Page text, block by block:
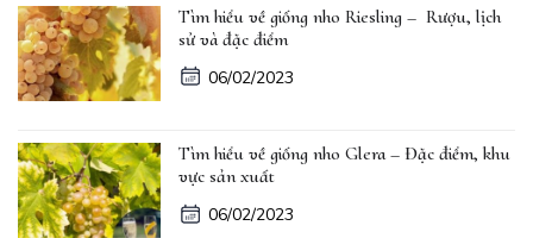
Tìm hiểu về giống nho Riesling – Rượu, lịch
sử và đặc điểm
06/02/2023
Tìm hiểu về giống nho Glera – Đặc điểm, khu
vực sản xuất
06/02/2023